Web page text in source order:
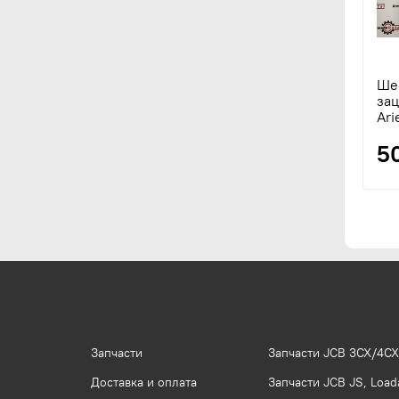
Запчасти
Доставка и оплата
Запчасти JCB 3CX/4CX
Запчасти JCB JS,